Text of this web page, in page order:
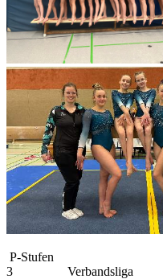
P-Stufen
3 Verbandsliga